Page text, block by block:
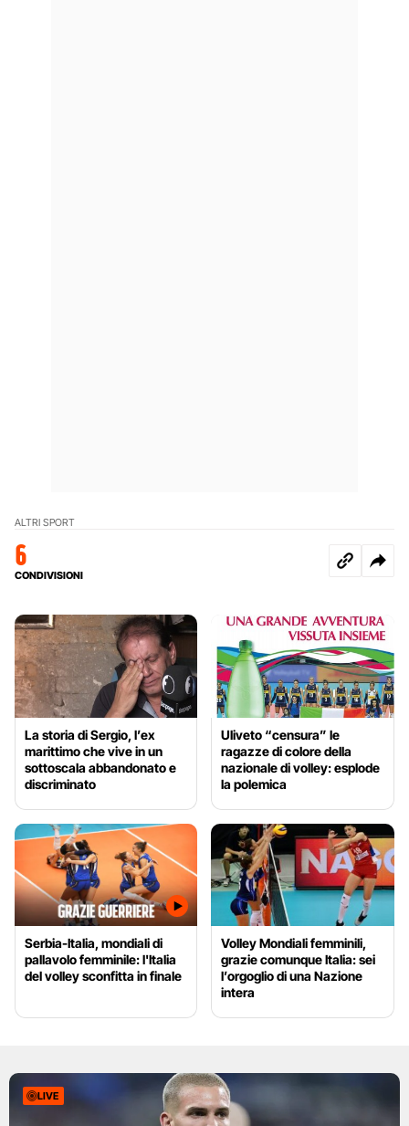
ALTRI SPORT
6
CONDIVISIONI
La storia di Sergio, l’ex
marittimo che vive in un
sottoscala abbandonato e
discriminato
Uliveto “censura” le
ragazze di colore della
nazionale di volley: esplode
la polemica
Serbia-Italia, mondiali di
pallavolo femminile: l'Italia
del volley sconfitta in finale
Volley Mondiali femminili,
grazie comunque Italia: sei
l’orgoglio di una Nazione
intera
LIVE